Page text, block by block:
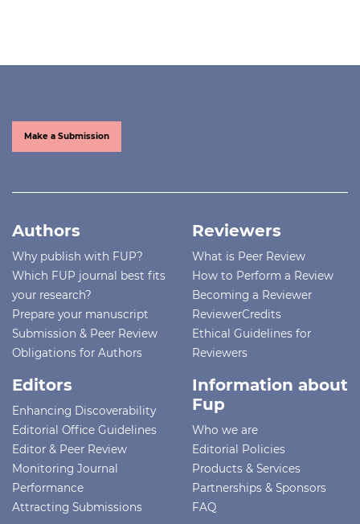
Make a Submission
Authors
Why publish with FUP?
Which FUP journal best fits
your research?
Prepare your manuscript
Submission & Peer Review
Obligations for Authors
Reviewers
What is Peer Review
How to Perform a Review
Becoming a Reviewer
ReviewerCredits
Ethical Guidelines for
Reviewers
Editors
Enhancing Discoverability
Editorial Office Guidelines
Editor & Peer Review
Monitoring Journal
Performance
Attracting Submissions
Information about
Fup
Who we are
Editorial Policies
Products & Services
Partnerships & Sponsors
FAQ